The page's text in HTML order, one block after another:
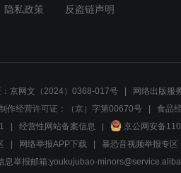
隐私政策 反盗链声明
：京网文（2024）0368-017号 网络出版服
作经营许可证：（京）字第00670号 食品
经营性网站备案信息 京公网安备
网络举报APP下载 暴恐音视频举报专区
息举报邮箱:youkujubao-